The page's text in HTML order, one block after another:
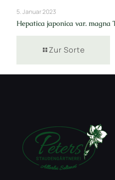
5. Januar 2023
Hepatica japonica var. magna
Zur Sorte